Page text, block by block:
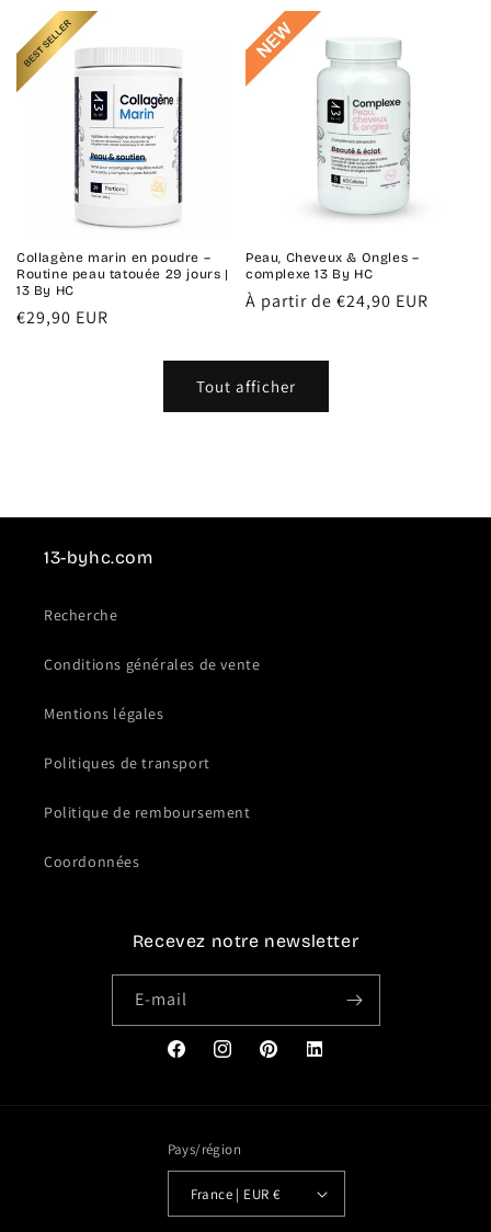
Collagène marin en poudre –
Routine peau tatouée 29 jours |
13 By HC
Prix
€29,90 EUR
Peau, Cheveux & Ongles –
complexe 13 By HC
Prix
À partir de €24,90 EUR
Tout afficher
13-byhc.com
Recherche
Conditions générales de vente
Mentions légales
Politiques de transport
Politique de remboursement
Coordonnées
Recevez notre newsletter
E-mail
FacebookInstagramPinterestTranslation
Pays/région
France | EUR €